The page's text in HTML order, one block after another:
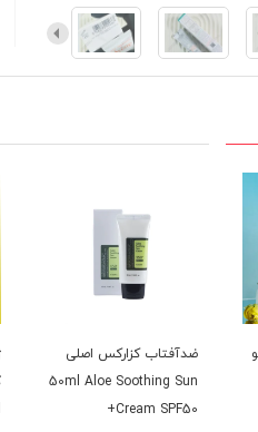
ژل شستشو گودمورنینگ
کزارکس اصلی Low pH
150ml Low pH Good